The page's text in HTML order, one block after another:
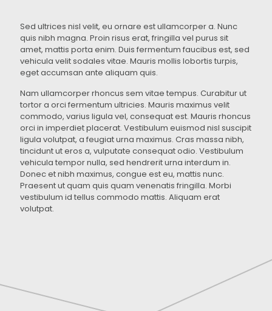
Sed ultrices nisl velit, eu ornare est ullamcorper a. Nunc
quis nibh magna. Proin risus erat, fringilla vel purus sit
amet, mattis porta enim. Duis fermentum faucibus est, sed
vehicula velit sodales vitae. Mauris mollis lobortis turpis,
eget accumsan ante aliquam quis.
Nam ullamcorper rhoncus sem vitae tempus. Curabitur ut
tortor a orci fermentum ultricies. Mauris maximus velit
commodo, varius ligula vel, consequat est. Mauris rhoncus
orci in imperdiet placerat. Vestibulum euismod nisl suscipit
ligula volutpat, a feugiat urna maximus. Cras massa nibh,
tincidunt ut eros a, vulputate consequat odio. Vestibulum
vehicula tempor nulla, sed hendrerit urna interdum in.
Donec et nibh maximus, congue est eu, mattis nunc.
Praesent ut quam quis quam venenatis fringilla. Morbi
vestibulum id tellus commodo mattis. Aliquam erat
volutpat.